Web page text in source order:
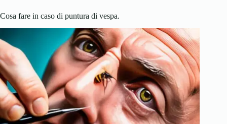
Cosa fare in caso di puntura di vespa.